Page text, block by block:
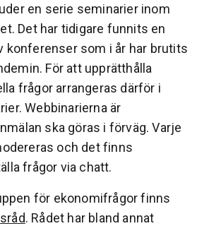
en serie seminarier inom
Det har tidigare funnits en
konferenser som i år har brutits
För att upprätthålla
frågor arrangeras därför i
Webbinarierna är
ska göras i förväg. Varje
och det finns
frågor via chatt.
för ekonomifrågor finns
. Rådet har bland annat